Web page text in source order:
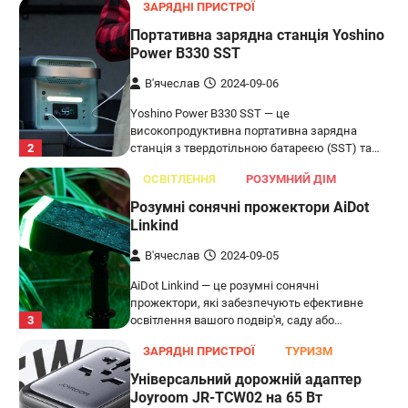
2
ЗАРЯДНІ ПРИСТРОЇ
Портативна зарядна станція Yoshino
Power B330 SST
В'ячеслав 2024-09-06
Yoshino Power B330 SST — це
високопродуктивна портативна зарядна
станція з твердотільною батареєю (SST) та…
3
ОСВІТЛЕННЯ РОЗУМНИЙ ДІМ
Розумні сонячні прожектори AiDot
Linkind
В'ячеслав 2024-09-05
AiDot Linkind — це розумні сонячні
прожектори, які забезпечують ефективне
освітлення вашого подвір'я, саду або…
ЗАРЯДНІ ПРИСТРОЇ ТУРИЗМ
Універсальний дорожній адаптер
Joyroom JR-TCW02 на 65 Вт